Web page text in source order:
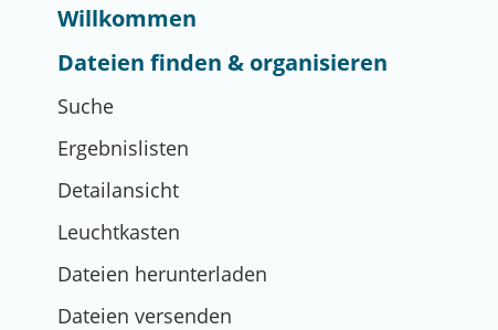
Willkommen
Dateien finden & organisieren
Suche
Ergebnislisten
Detailansicht
Leuchtkasten
Dateien herunterladen
Dateien versenden